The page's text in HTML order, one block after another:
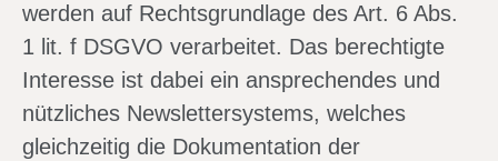
werden auf Rechtsgrundlage des Art. 6 Abs.
1 lit. f DSGVO verarbeitet. Das berechtigte
Interesse ist dabei ein ansprechendes und
nützliches Newslettersystems, welches
gleichzeitig die Dokumentation der